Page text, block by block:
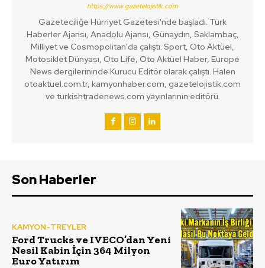
https://www.gazetelojistik.com
Gazeteciliğe Hürriyet Gazetesi'nde başladı. Türk
Haberler Ajansı, Anadolu Ajansı, Günaydın, Saklambaç,
Milliyet ve Cosmopolitan'da çalıştı. Sport, Oto Aktüel,
Motosiklet Dünyası, Oto Life, Oto Aktüel Haber, Europe
News dergilerininde Kurucu Editör olarak çalıştı. Halen
otoaktuel.com.tr, kamyonhaber.com, gazetelojistik.com
ve turkishtradenews.com yayınlarının editörü.
Son Haberler
KAMYON-TREYLER
Ford Trucks ve IVECO’dan Yeni
Nesil Kabin İçin 364 Milyon
Euro Yatırım